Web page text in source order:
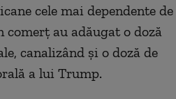
cele mai dependente de
au adăugat o doză
canalizând și o doză de
a lui Trump.